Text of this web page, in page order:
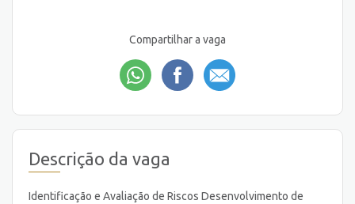
Compartilhar a vaga
Descrição da vaga
Identificação e Avaliação de Riscos Desenvolvimento de